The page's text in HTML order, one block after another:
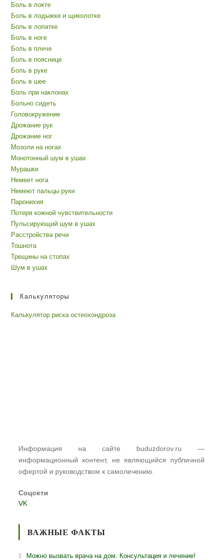
Боль в локте
Боль в лодыжке и щиколотке
Боль в лопатке
Боль в ноге
Боль в плече
Боль в пояснице
Боль в руке
Боль в шее
Боль при наклонах
Больно сидеть
Головокружение
Дрожание рук
Дрожание ног
Мозоли на ногах
Монотонный шум в ушах
Мурашки
Немеет нога
Немеют пальцы руки
Паронихия
Потеря кожной чувствительности
Пульсирующий шум в ушах
Расстройства речи
Тошнота
Трещины на стопах
Шум в ушах
Калькуляторы
Калькулятор риска остеохондроза
Информация на сайте buduzdorov.ru —
информационный контент, не являющийся публичной
офертой и руководством к самолечению.
Соцсети
VK
ВАЖНЫЕ ФАКТЫ
Можно вызвать врача на дом. Консультация и лечение!